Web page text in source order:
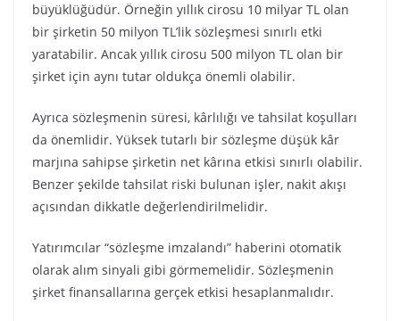
büyüklüğüdür. Örneğin yıllık cirosu 10 milyar TL olan
bir şirketin 50 milyon TL’lik sözleşmesi sınırlı etki
yaratabilir. Ancak yıllık cirosu 500 milyon TL olan bir
şirket için aynı tutar oldukça önemli olabilir.
Ayrıca sözleşmenin süresi, kârlılığı ve tahsilat koşulları
da önemlidir. Yüksek tutarlı bir sözleşme düşük kâr
marjına sahipse şirketin net kârına etkisi sınırlı olabilir.
Benzer şekilde tahsilat riski bulunan işler, nakit akışı
açısından dikkatle değerlendirilmelidir.
Yatırımcılar “sözleşme imzalandı” haberini otomatik
olarak alım sinyali gibi görmemelidir. Sözleşmenin
şirket finansallarına gerçek etkisi hesaplanmalıdır.